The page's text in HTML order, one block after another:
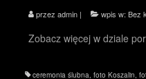
przez admin | wpis w: Bez
Zobacz więcej w dziale
ceremonia ślubna, foto Koszalin,